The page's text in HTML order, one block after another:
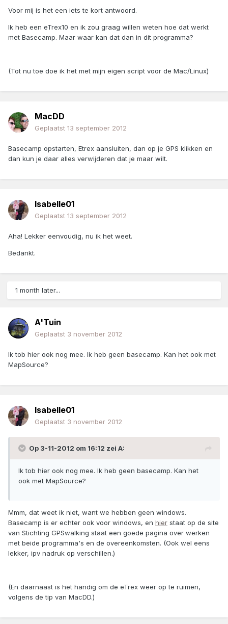
Voor mij is het een iets te kort antwoord.
Ik heb een eTrex10 en ik zou graag willen weten hoe dat werkt
met Basecamp. Maar waar kan dat dan in dit programma?
(Tot nu toe doe ik het met mijn eigen script voor de Mac/Linux)
MacDD
Geplaatst 13 september 2012
Basecamp opstarten, Etrex aansluiten, dan op je GPS klikken en
dan kun je daar alles verwijderen dat je maar wilt.
Isabelle01
Geplaatst 13 september 2012
Aha! Lekker eenvoudig, nu ik het weet.
Bedankt.
1 month later...
A'Tuin
Geplaatst 3 november 2012
Ik tob hier ook nog mee. Ik heb geen basecamp. Kan het ook met
MapSource?
Isabelle01
Geplaatst 3 november 2012
Op 3-11-2012 om 16:12 zei A:
Ik tob hier ook nog mee. Ik heb geen basecamp. Kan het
ook met MapSource?
Mmm, dat weet ik niet, want we hebben geen windows.
Basecamp is er echter ook voor windows, en hier staat op de site
van Stichting GPSwalking staat een goede pagina over werken
met beide programma's en de overeenkomsten. (Ook wel eens
lekker, ipv nadruk op verschillen.)
(En daarnaast is het handig om de eTrex weer op te ruimen,
volgens de tip van MacDD.)